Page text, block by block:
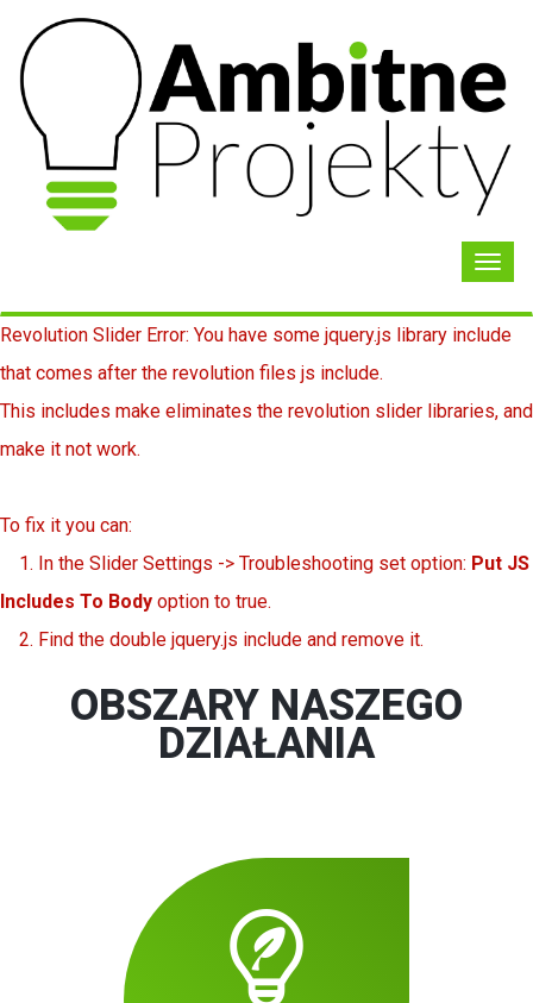
Revolution Slider Error: You have some jquery.js library include
that comes after the revolution files js include.
This includes make eliminates the revolution slider libraries, and
make it not work.
To fix it you can:
1. In the Slider Settings -> Troubleshooting set option: Put JS
Includes To Body option to true.
2. Find the double jquery.js include and remove it.
OBSZARY NASZEGO
DZIAŁANIA